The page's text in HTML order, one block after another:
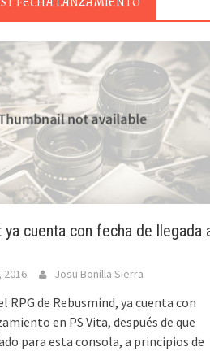
ya cuenta con fecha de llegada
Josu Bonilla Sierra
RPG de Rebusmind, ya cuenta con
en PS Vita, después de que
para esta consola, a principios de